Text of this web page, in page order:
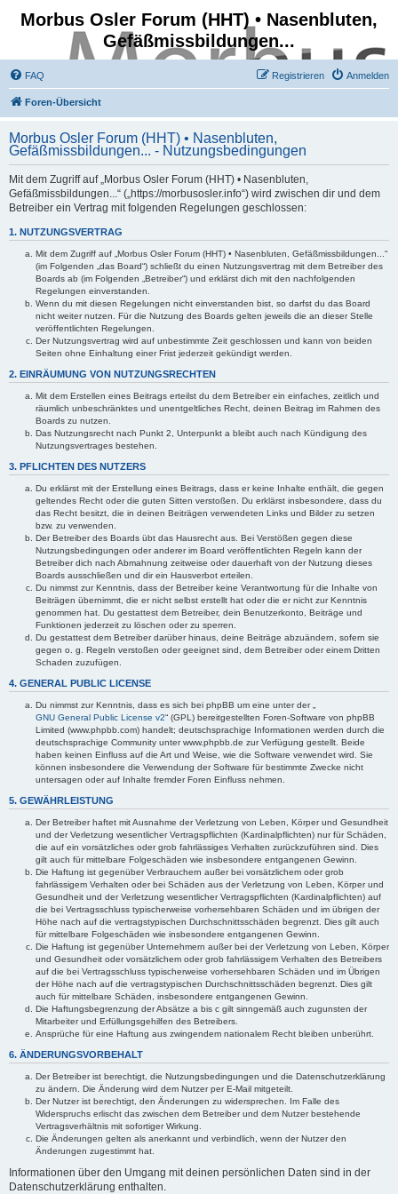
Morbus Osler Forum (HHT) • Nasenbluten,
Gefäßmissbildungen...
FAQ Anmelden
Registrieren
Foren-Übersicht
Morbus Osler Forum (HHT) • Nasenbluten,
Gefäßmissbildungen... - Nutzungsbedingungen
Mit dem Zugriff auf „Morbus Osler Forum (HHT) • Nasenbluten,
Gefäßmissbildungen...“ („https://morbusosler.info“) wird zwischen dir und dem
Betreiber ein Vertrag mit folgenden Regelungen geschlossen:
1. NUTZUNGSVERTRAG
Mit dem Zugriff auf „Morbus Osler Forum (HHT) • Nasenbluten, Gefäßmissbildungen...“
(im Folgenden „das Board“) schließt du einen Nutzungsvertrag mit dem Betreiber des
Boards ab (im Folgenden „Betreiber“) und erklärst dich mit den nachfolgenden
Regelungen einverstanden.
Wenn du mit diesen Regelungen nicht einverstanden bist, so darfst du das Board
nicht weiter nutzen. Für die Nutzung des Boards gelten jeweils die an dieser Stelle
veröffentlichten Regelungen.
Der Nutzungsvertrag wird auf unbestimmte Zeit geschlossen und kann von beiden
Seiten ohne Einhaltung einer Frist jederzeit gekündigt werden.
2. EINRÄUMUNG VON NUTZUNGSRECHTEN
Mit dem Erstellen eines Beitrags erteilst du dem Betreiber ein einfaches, zeitlich und
räumlich unbeschränktes und unentgeltliches Recht, deinen Beitrag im Rahmen des
Boards zu nutzen.
Das Nutzungsrecht nach Punkt 2, Unterpunkt a bleibt auch nach Kündigung des
Nutzungsvertrages bestehen.
3. PFLICHTEN DES NUTZERS
Du erklärst mit der Erstellung eines Beitrags, dass er keine Inhalte enthält, die gegen
geltendes Recht oder die guten Sitten verstoßen. Du erklärst insbesondere, dass du
das Recht besitzt, die in deinen Beiträgen verwendeten Links und Bilder zu setzen
bzw. zu verwenden.
Der Betreiber des Boards übt das Hausrecht aus. Bei Verstößen gegen diese
Nutzungsbedingungen oder anderer im Board veröffentlichten Regeln kann der
Betreiber dich nach Abmahnung zeitweise oder dauerhaft von der Nutzung dieses
Boards ausschließen und dir ein Hausverbot erteilen.
Du nimmst zur Kenntnis, dass der Betreiber keine Verantwortung für die Inhalte von
Beiträgen übernimmt, die er nicht selbst erstellt hat oder die er nicht zur Kenntnis
genommen hat. Du gestattest dem Betreiber, dein Benutzerkonto, Beiträge und
Funktionen jederzeit zu löschen oder zu sperren.
Du gestattest dem Betreiber darüber hinaus, deine Beiträge abzuändern, sofern sie
gegen o. g. Regeln verstoßen oder geeignet sind, dem Betreiber oder einem Dritten
Schaden zuzufügen.
4. GENERAL PUBLIC LICENSE
Du nimmst zur Kenntnis, dass es sich bei phpBB um eine unter der „
GNU General Public License v2“ (GPL) bereitgestellten Foren-Software von phpBB
Limited (www.phpbb.com) handelt; deutschsprachige Informationen werden durch die
deutschsprachige Community unter www.phpbb.de zur Verfügung gestellt. Beide
haben keinen Einfluss auf die Art und Weise, wie die Software verwendet wird. Sie
können insbesondere die Verwendung der Software für bestimmte Zwecke nicht
untersagen oder auf Inhalte fremder Foren Einfluss nehmen.
5. GEWÄHRLEISTUNG
Der Betreiber haftet mit Ausnahme der Verletzung von Leben, Körper und Gesundheit
und der Verletzung wesentlicher Vertragspflichten (Kardinalpflichten) nur für Schäden,
die auf ein vorsätzliches oder grob fahrlässiges Verhalten zurückzuführen sind. Dies
gilt auch für mittelbare Folgeschäden wie insbesondere entgangenen Gewinn.
Die Haftung ist gegenüber Verbrauchern außer bei vorsätzlichem oder grob
fahrlässigem Verhalten oder bei Schäden aus der Verletzung von Leben, Körper und
Gesundheit und der Verletzung wesentlicher Vertragspflichten (Kardinalpflichten) auf
die bei Vertragsschluss typischerweise vorhersehbaren Schäden und im übrigen der
Höhe nach auf die vertragstypischen Durchschnittsschäden begrenzt. Dies gilt auch
für mittelbare Folgeschäden wie insbesondere entgangenen Gewinn.
Die Haftung ist gegenüber Unternehmern außer bei der Verletzung von Leben, Körper
und Gesundheit oder vorsätzlichem oder grob fahrlässigem Verhalten des Betreibers
auf die bei Vertragsschluss typischerweise vorhersehbaren Schäden und im Übrigen
der Höhe nach auf die vertragstypischen Durchschnittsschäden begrenzt. Dies gilt
auch für mittelbare Schäden, insbesondere entgangenen Gewinn.
Die Haftungsbegrenzung der Absätze a bis c gilt sinngemäß auch zugunsten der
Mitarbeiter und Erfüllungsgehilfen des Betreibers.
Ansprüche für eine Haftung aus zwingendem nationalem Recht bleiben unberührt.
6. ÄNDERUNGSVORBEHALT
Der Betreiber ist berechtigt, die Nutzungsbedingungen und die Datenschutzerklärung
zu ändern. Die Änderung wird dem Nutzer per E-Mail mitgeteilt.
Der Nutzer ist berechtigt, den Änderungen zu widersprechen. Im Falle des
Widerspruchs erlischt das zwischen dem Betreiber und dem Nutzer bestehende
Vertragsverhältnis mit sofortiger Wirkung.
Die Änderungen gelten als anerkannt und verbindlich, wenn der Nutzer den
Änderungen zugestimmt hat.
Informationen über den Umgang mit deinen persönlichen Daten sind in der
Datenschutzerklärung enthalten.